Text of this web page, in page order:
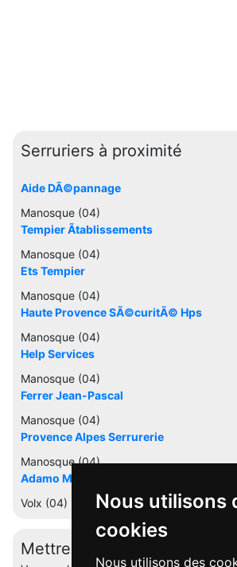
Nous utilisons
cookies
Nous utilisons des
Serruriers à proximité
Aide DÃ©pannage
Manosque (04)
Tempier Ãtablissements
Manosque (04)
Ets Tempier
Manosque (04)
Haute Provence SÃ©curitÃ© Hps
Manosque (04)
Help Services
Manosque (04)
Ferrer Jean-Pascal
Manosque (04)
Provence Alpes Serrurerie
Manosque (04)
Adamo MÃ©tallerie Automatisme
Volx (04)
Mettre à jour cette fiche